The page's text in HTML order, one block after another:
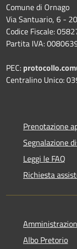
Comune di Ornago
Via Santuario, 6 -
Codice Fiscale:
Partita IVA:
PEC:
Centralino Unico:
Prenotazione
Segnalazione
Leggi le FAQ
Richiesta
Albo Pretorio